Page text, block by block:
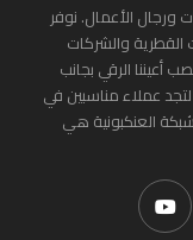
الأعمال. نوفر
القطرية والشركات
أعيننا الرقي بجانب
عملاء مناسبين في
العنكبونية هي